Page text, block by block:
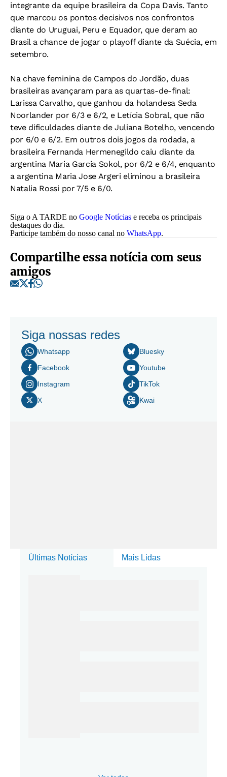
integrante da equipe brasileira da Copa Davis. Tanto
que marcou os pontos decisivos nos confrontos
diante do Uruguai, Peru e Equador, que deram ao
Brasil a chance de jogar o playoff diante da Suécia, em
setembro.
Na chave feminina de Campos do Jordão, duas
brasileiras avançaram para as quartas-de-final:
Larissa Carvalho, que ganhou da holandesa Seda
Noorlander por 6/3 e 6/2, e Letícia Sobral, que não
teve dificuldades diante de Juliana Botelho, vencendo
por 6/0 e 6/2. Em outros dois jogos da rodada, a
brasileira Fernanda Hermenegildo caiu diante da
argentina Maria Garcia Sokol, por 6/2 e 6/4, enquanto
a argentina Maria Jose Argeri eliminou a brasileira
Natalia Rossi por 7/5 e 6/0.
Siga o A TARDE no Google Notícias e receba os principais
destaques do dia.
Participe também do nosso canal no WhatsApp.
Compartilhe essa notícia com seus
amigos
Siga nossas redes
Whatsapp
Facebook
Instagram
X
Bluesky
Youtube
TikTok
Kwai
Últimas Notícias Mais Lidas